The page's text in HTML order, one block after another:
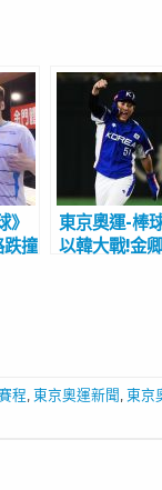
》
跌撞
東京奧運-棒
以韓大戰!金
程,東京奧運新聞 ,東京